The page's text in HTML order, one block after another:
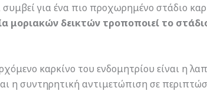
για ένα πιο προχωρημένο στάδιο
μοριακών δεικτών τροποποιεί το
καρκίνο του ενδομητρίου είναι η
η συντηρητική αντιμετώπιση σε